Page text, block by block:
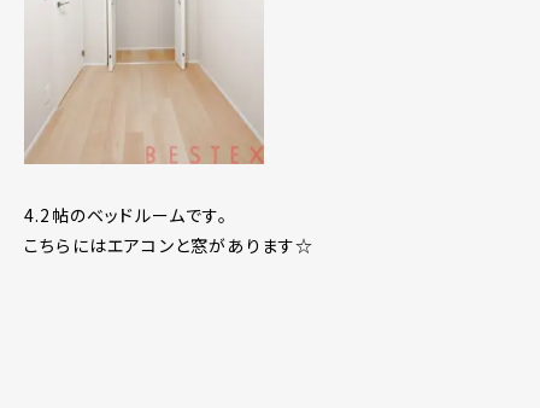
4.2帖のベッドルームです。
こちらにはエアコンと窓があります☆